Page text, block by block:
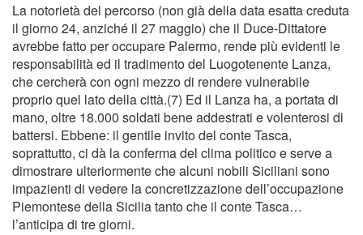
La notorietà del percorso (non già della data esatta creduta
il giorno 24, anziché il 27 maggio) che il Duce-Dittatore
avrebbe fatto per occupare Palermo, rende più evidenti le
responsabilità ed il tradimento del Luogotenente Lanza,
che cercherà con ogni mezzo di rendere vulnerabile
proprio quel lato della città.(7) Ed il Lanza ha, a portata di
mano, oltre 18.000 soldati bene addestrati e volenterosi di
battersi. Ebbene: il gentile invito del conte Tasca,
soprattutto, ci dà la conferma del clima politico e serve a
dimostrare ulteriormente che alcuni nobili Siciliani sono
impazienti di vedere la concretizzazione dell’occupazione
Piemontese della Sicilia tanto che il conte Tasca…
l’anticipa di tre giorni.